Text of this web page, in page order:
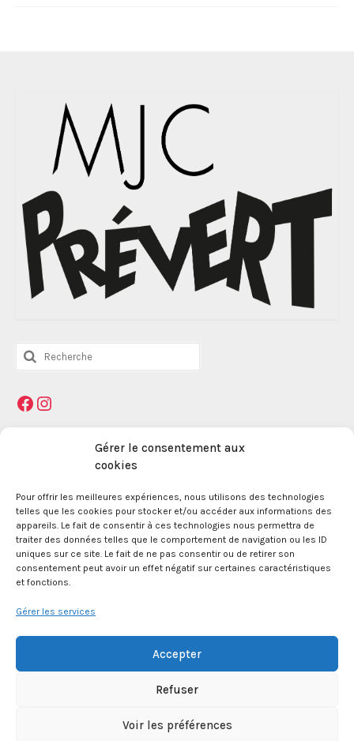
Gérer le consentement aux
cookies
Pour offrir les meilleures expériences, nous utilisons des technologies
telles que les cookies pour stocker et/ou accéder aux informations des
appareils. Le fait de consentir à ces technologies nous permettra de
traiter des données telles que le comportement de navigation ou les ID
uniques sur ce site. Le fait de ne pas consentir ou de retirer son
consentement peut avoir un effet négatif sur certaines caractéristiques
et fonctions.
Gérer les services
Accepter
Refuser
Voir les préférences
Rechercher
:
Facebook
Instagram
Mentions légales
La Maison des Jeunes et de la Culture Jacques
Prévert est une association enregistrée le 09
décembre 1959 auprès de la Préfecture des Bouches
du Rhône.
Provence.
SIRET 381 083 880 00017